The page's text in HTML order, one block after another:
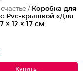
/ Коробка для
с Pvc-крышкой «Для
× 12 × 17 см